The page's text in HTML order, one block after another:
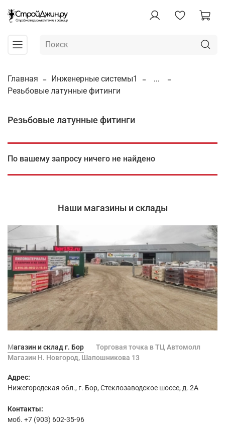
Главная Инженерные системы1
...
Резьбовые латунные фитинги
Резьбовые латунные фитинги
По вашему запросу ничего не найдено
Наши магазины и склады
Магазин и склад г. Бор
Торговая точка в ТЦ Автомолл
Магазин Н. Новгород, Шапошникова 13
Адрес:
Нижегородская обл., г. Бор, Стеклозаводское шоссе, д. 2А
Контакты:
моб. +7 (903) 602-35-96